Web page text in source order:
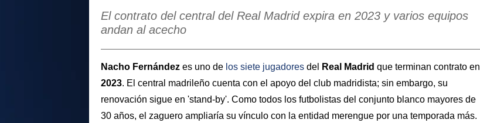
El contrato del central del Real Madrid expira en 2023 y varios equipos
andan al acecho
Nacho Fernández es uno de los siete jugadores del Real Madrid que terminan contrato en
2023. El central madrileño cuenta con el apoyo del club madridista; sin embargo, su
renovación sigue en 'stand-by'. Como todos los futbolistas del conjunto blanco mayores de
30 años, el zaguero ampliaría su vínculo con la entidad merengue por una temporada más.